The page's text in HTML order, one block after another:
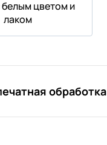
белым цветом и
лаком
обработка